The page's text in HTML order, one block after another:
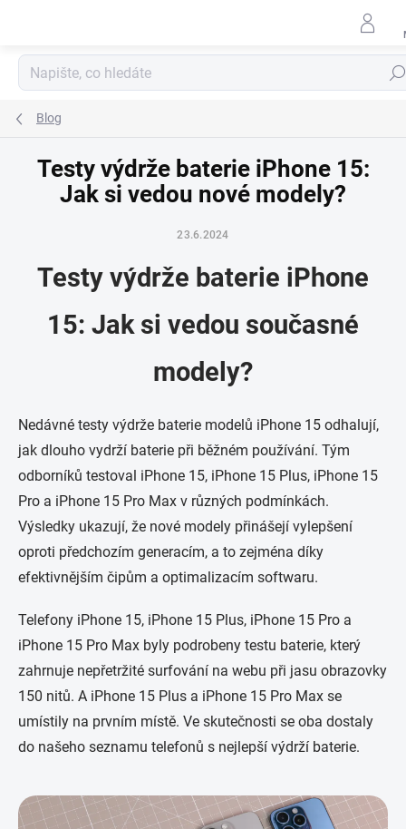
Blog
Testy výdrže baterie iPhone 15:
Jak si vedou nové modely?
23.6.2024
Testy výdrže baterie iPhone
15: Jak si vedou současné
modely?
Nedávné testy výdrže baterie modelů iPhone 15 odhalují,
jak dlouho vydrží baterie při běžném používání. Tým
odborníků testoval iPhone 15, iPhone 15 Plus, iPhone 15
Pro a iPhone 15 Pro Max v různých podmínkách.
Výsledky ukazují, že nové modely přinášejí vylepšení
oproti předchozím generacím, a to zejména díky
efektivnějším čipům a optimalizacím softwaru.
Telefony iPhone 15, iPhone 15 Plus, iPhone 15 Pro a
iPhone 15 Pro Max byly podrobeny testu baterie, který
zahrnuje nepřetržité surfování na webu při jasu obrazovky
150 nitů. A iPhone 15 Plus a iPhone 15 Pro Max se
umístily na prvním místě. Ve skutečnosti se oba dostaly
do našeho seznamu telefonů s nejlepší výdrží baterie.